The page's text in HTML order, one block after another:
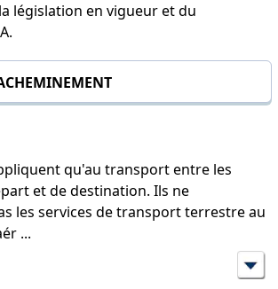
législation en vigueur et du
qu'au transport entre les
et de destination. Ils ne
les services de transport terrestre au
...